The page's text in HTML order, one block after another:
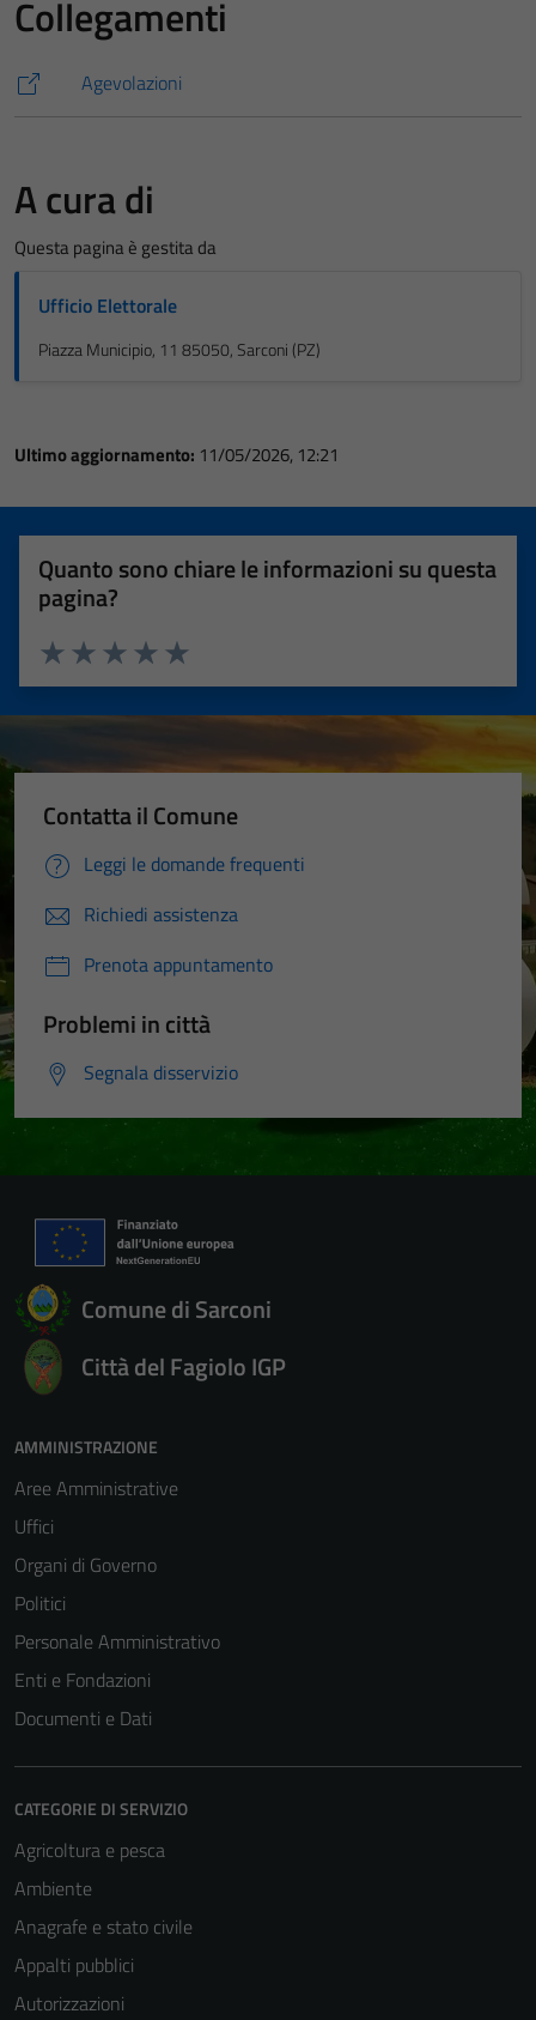
Collegamenti
Agevolazioni
A cura di
Questa pagina è gestita da
Ufficio Elettorale
Piazza Municipio, 11 85050, Sarconi (PZ)
Ultimo aggiornamento: 11/05/2026, 12:21
Quanto sono chiare le informazioni su questa
pagina?
Valuta 5 stelle su 5
Valuta 4 stelle su 5
Valuta 3 stelle su 5
Valuta 2 stelle su 5
Valuta 1 stelle su 5
Contatta il Comune
Leggi le domande frequenti
Richiedi assistenza
Prenota appuntamento
Problemi in città
Segnala disservizio
Comune di Sarconi
Città del Fagiolo IGP
AMMINISTRAZIONE
Aree Amministrative
Uffici
Organi di Governo
Politici
Personale Amministrativo
Enti e Fondazioni
Documenti e Dati
CATEGORIE DI SERVIZIO
Agricoltura e pesca
Ambiente
Anagrafe e stato civile
Appalti pubblici
Autorizzazioni